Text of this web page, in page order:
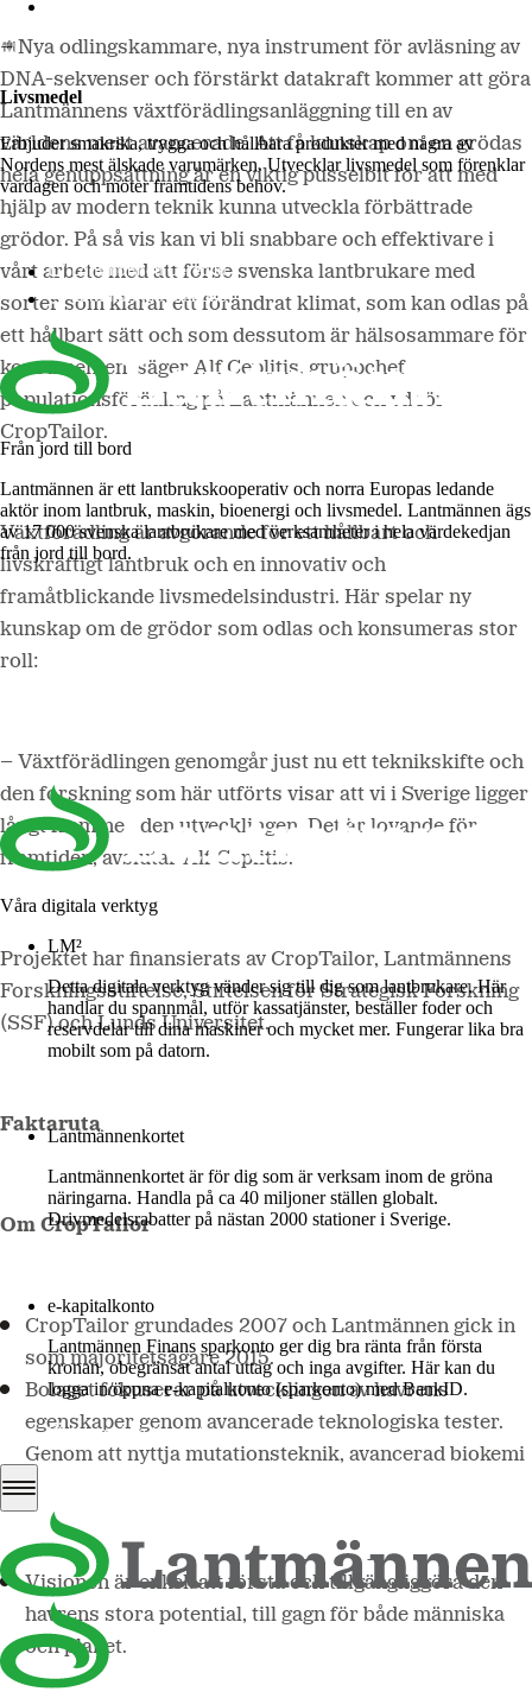
Livsmedel
Erbjuder smakrika, trygga och hållbara produkter med några av
Nordens mest älskade varumärken. Utvecklar livsmedel som förenklar
vardagen och möter framtidens behov.
Lantmännen Cerealia
Lantmännen Unibake
Från jord till bord
Lantmännen är ett lantbrukskooperativ och norra Europas ledande
aktör inom lantbruk, maskin, bioenergi och livsmedel. Lantmännen ägs
av 17 000 svenska lantbrukare med verksamheter i hela värdekedjan
från jord till bord.
Våra digitala verktyg
LM²
Detta digitala verktyg vänder sig till dig som lantbrukare. Här
handlar du spannmål, utför kassatjänster, beställer foder och
reservdelar till dina maskiner och mycket mer. Fungerar lika bra
mobilt som på datorn.
Lantmännenkortet
Lantmännenkortet är för dig som är verksam inom de gröna
näringarna. Handla på ca 40 miljoner ställen globalt.
Drivmedelsrabatter på nästan 2000 stationer i Sverige.
e-kapitalkonto
Lantmännen Finans sparkonto ger dig bra ränta från första
kronan, obegränsat antal uttag och inga avgifter. Här kan du
logga in/öppna e-kapitalkonto (sparkonto) med BankID.
Logga in e-kapitalkonto
– Nya odlingskammare, nya instrument för avläsning av
DNA-sekvenser och förstärkt datakraft kommer att göra
Lantmännens växtförädlingsanläggning till en av
världens mest avancerade. Att få kunskap om en grödas
hela genuppsättning är en viktig pusselbit för att med
hjälp av modern teknik kunna utveckla förbättrade
grödor. På så vis kan vi bli snabbare och effektivare i
vårt arbete med att förse svenska lantbrukare med
sorter som klarar ett förändrat klimat, som kan odlas på
ett hållbart sätt och som dessutom är hälsosammare för
konsumenten, säger Alf Ceplitis, gruppchef
populationsförädling på Lantmännen och vd för
CropTailor.
Växtförädling är avgörande för ett hållbart och
livskraftigt lantbruk och en innovativ och
framåtblickande livsmedelsindustri. Här spelar ny
kunskap om de grödor som odlas och konsumeras stor
roll:
– Växtförädlingen genomgår just nu ett teknikskifte och
den forskning som här utförts visar att vi i Sverige ligger
långt framme i den utvecklingen. Det är lovande för
framtiden, avslutar Alf Ceplitis.
Projektet har finansierats av CropTailor, Lantmännens
Forskningsstiftelse, Stiftelsen för Strategisk Forskning
(SSF) och Lunds Universitet.
Faktaruta
Om CropTailor
CropTailor grundades 2007 och Lantmännen gick in
som majoritetsägare 2015.
Bolaget fokuserar på utvecklingen av havrens
egenskaper genom avancerade teknologiska tester.
Genom att nyttja mutationsteknik, avancerad biokemi
och genomiska verktyg, skapas det nya nischade
variationer av havre med förstärkta egenskaper
och/eller hälsoförbättrande egenskaper.
Visionen är enkel: att förstå och tillgängliggöra den
havrens stora potential, till gagn för både människa
och planet.